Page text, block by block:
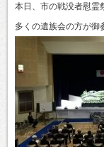
本日、市の戦没者慰霊
多くの遺族会の方が御